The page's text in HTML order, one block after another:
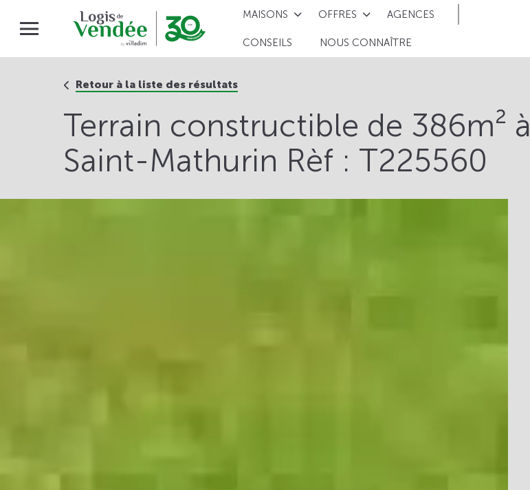
MAISONS OFFRES AGENCES
CONSEILS NOUS CONNAÎTRE
Retour à la liste des résultats
Terrain constructible de 386m² à
Saint-Mathurin Rèf : T225560